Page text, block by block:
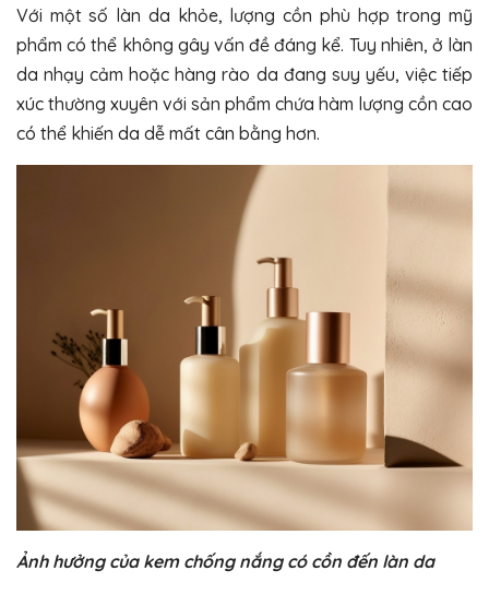
Với một số làn da khỏe, lượng cồn phù hợp trong mỹ
phẩm có thể không gây vấn đề đáng kể. Tuy nhiên, ở làn
da nhạy cảm hoặc hàng rào da đang suy yếu, việc tiếp
xúc thường xuyên với sản phẩm chứa hàm lượng cồn cao
có thể khiến da dễ mất cân bằng hơn.
Ảnh hưởng của kem chống nắng có cồn đến làn da